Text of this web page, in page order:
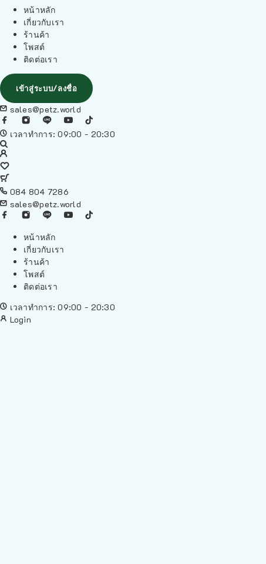
หน้าหลัก
เกี่ยวกับเรา
ร้านค้า
โพสต์
ติดต่อเรา
เข้าสู่ระบบ/ลงชื่อ
sales@petz.world
เวลาทำการ: 09:00 - 20:30
084 804 7286
sales@petz.world
หน้าหลัก
เกี่ยวกับเรา
ร้านค้า
โพสต์
ติดต่อเรา
เวลาทำการ: 09:00 - 20:30
Login